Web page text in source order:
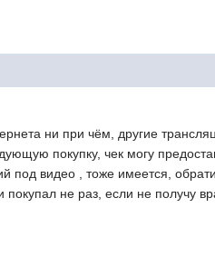
ни при чём, другие
покупку, чек могу
под видео , тоже имеется,
не раз, если не получу